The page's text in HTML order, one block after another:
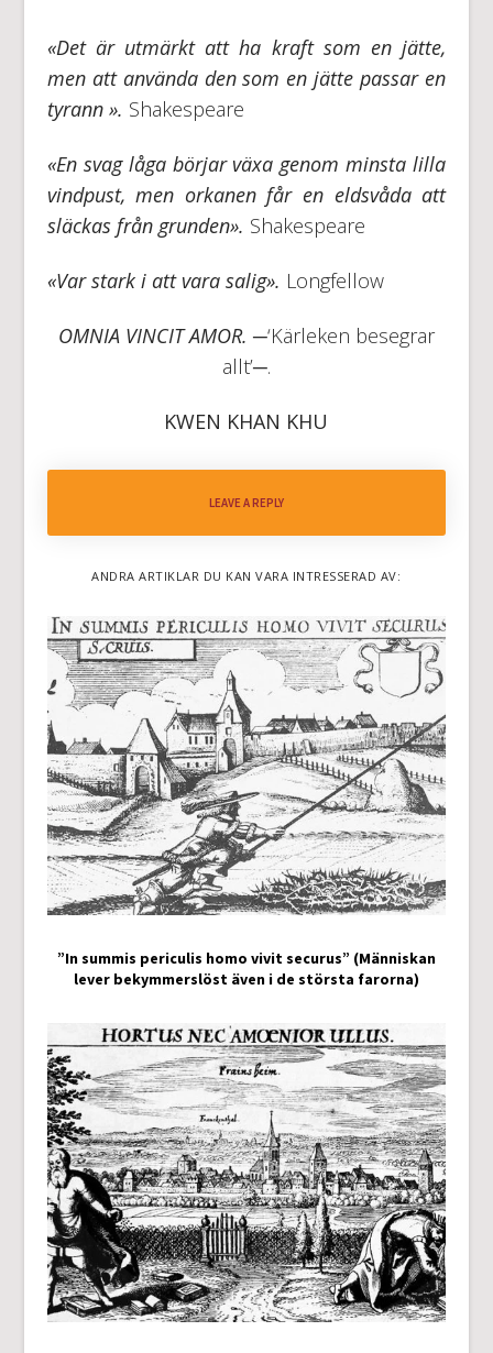
«Det är utmärkt att ha kraft som en jätte,
men att använda den som en jätte passar en
tyrann ». Shakespeare
«En svag låga börjar växa genom minsta lilla
vindpust, men orkanen får en eldsvåda att
släckas från grunden». Shakespeare
«Var stark i att vara salig». Longfellow
OMNIA VINCIT AMOR. ─‘Kärleken besegrar
allt’─.
KWEN KHAN KHU
LEAVE A REPLY
ANDRA ARTIKLAR DU KAN VARA INTRESSERAD AV:
”In summis periculis homo vivit securus” (Människan
lever bekymmerslöst även i de största farorna)